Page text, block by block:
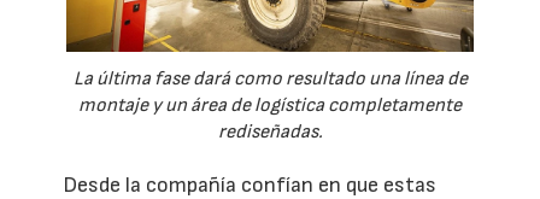
La última fase dará como resultado una línea de
montaje y un área de logística completamente
rediseñadas.
Desde la compañía confían en que estas